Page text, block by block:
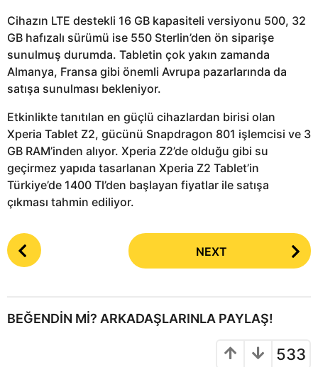
Cihazın LTE destekli 16 GB kapasiteli versiyonu 500, 32
GB hafızalı sürümü ise 550 Sterlin’den ön siparişe
sunulmuş durumda. Tabletin çok yakın zamanda
Almanya, Fransa gibi önemli Avrupa pazarlarında da
satışa sunulması bekleniyor.
Etkinlikte tanıtılan en güçlü cihazlardan birisi olan
Xperia Tablet Z2, gücünü Snapdragon 801 işlemcisi ve 3
GB RAM’inden alıyor. Xperia Z2’de olduğu gibi su
geçirmez yapıda tasarlanan Xperia Z2 Tablet’in
Türkiye’de 1400 Tl’den başlayan fiyatlar ile satışa
çıkması tahmin ediliyor.
P
o
P
NEXT
BEĞENDIN MI? ARKADAŞLARINLA PAYLAŞ!
533